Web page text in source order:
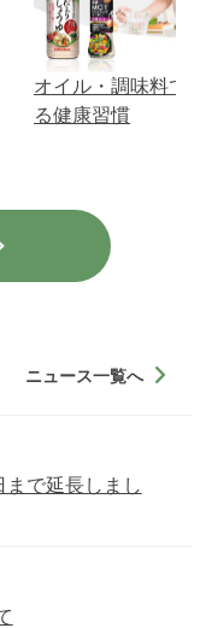
で、無理なく始め
で延長しまし